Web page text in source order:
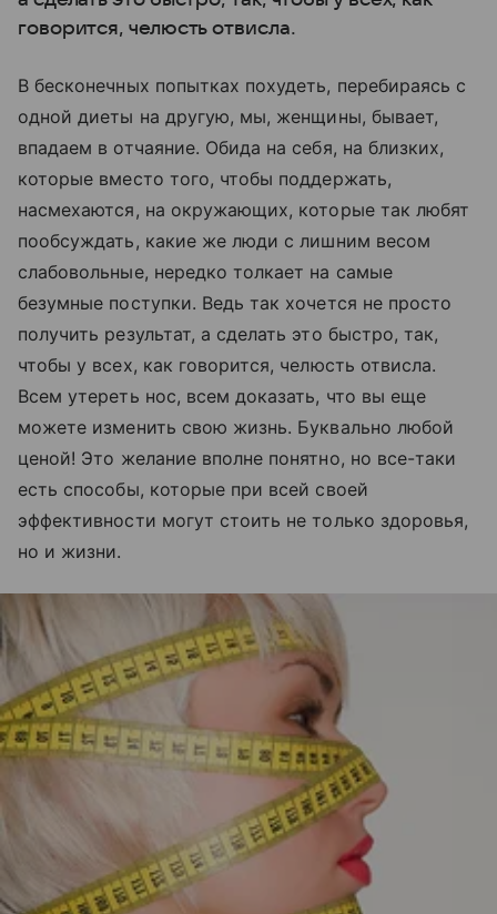
говорится, челюсть отвисла.
В бесконечных попытках похудеть, перебираясь с
одной диеты на другую, мы, женщины, бывает,
впадаем в отчаяние. Обида на себя, на близких,
которые вместо того, чтобы поддержать,
насмехаются, на окружающих, которые так любят
пообсуждать, какие же люди с лишним весом
слабовольные, нередко толкает на самые
безумные поступки. Ведь так хочется не просто
получить результат, а сделать это быстро, так,
чтобы у всех, как говорится, челюсть отвисла.
Всем утереть нос, всем доказать, что вы еще
можете изменить свою жизнь. Буквально любой
ценой! Это желание вполне понятно, но все-таки
есть способы, которые при всей своей
эффективности могут стоить не только здоровья,
но и жизни.